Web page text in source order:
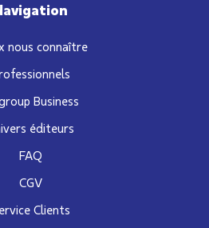
nous connaître
Business
éditeurs
FAQ
CGV
Clients